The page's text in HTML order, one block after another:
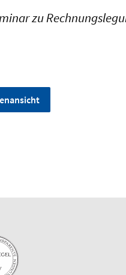
zu